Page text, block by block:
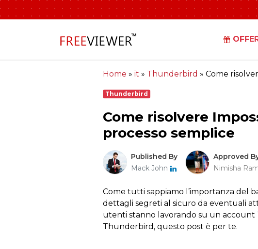
Home » it » Thunderbird » Come
Thunderbird
Come risolvere
processo semplice
Published By
Mack John
Approved
Nimisha
Come tutti sappiamo l’importanza del
dettagli segreti al sicuro da eventuali
utenti stanno lavorando su un account
Thunderbird, questo post è per te.